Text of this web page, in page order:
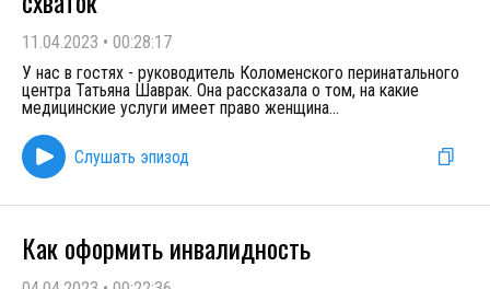
11.04.2023 • 00:28:17
У нас в гостях - руководитель Коломенского перинатального
центра Татьяна Шаврак. Она рассказала о том, на какие
медицинские услуги имеет право женщина...
Слушать эпизод
Как оформить инвалидность